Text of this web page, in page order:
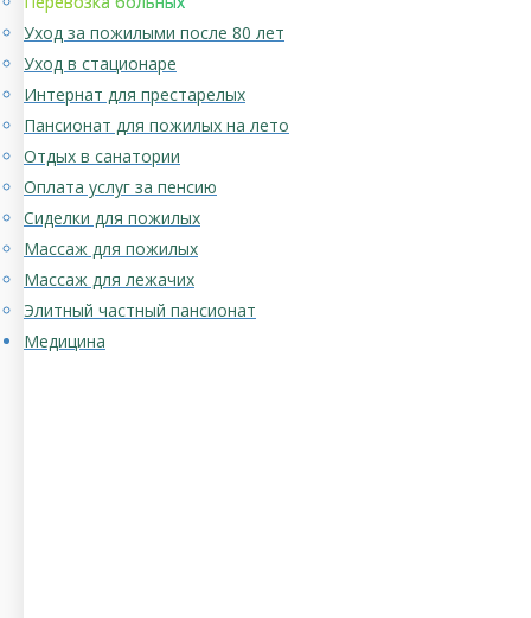
Уход за пожилыми после 80 лет
Уход в стационаре
Интернат для престарелых
Пансионат для пожилых на лето
Отдых в санатории
Оплата услуг за пенсию
Сиделки для пожилых
Массаж для пожилых
Массаж для лежачих
Элитный частный пансионат
Медицина